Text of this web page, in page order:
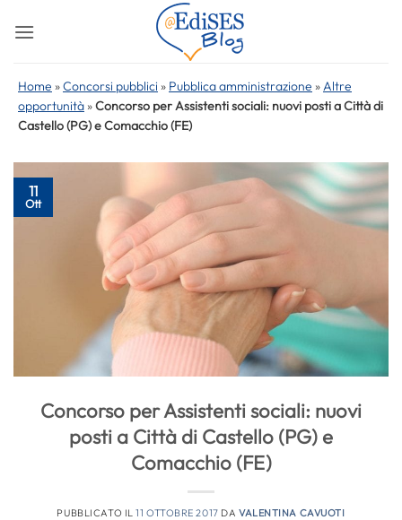
Home »Concorsi pubblici » Pubblica amministrazione »Altre
opportunità »Concorso per Assistenti sociali: nuovi posti a Città di
Castello (PG) e Comacchio (FE)
11
Ott
Concorso per Assistenti sociali: nuovi
posti a Città di Castello (PG) e
Comacchio (FE)
PUBBLICATO IL11 OTTOBRE 2017 DA VALENTINA CAVUOTI